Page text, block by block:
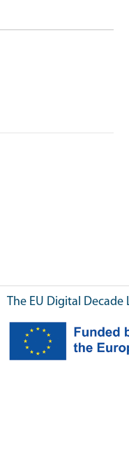
The EU Digital Decade